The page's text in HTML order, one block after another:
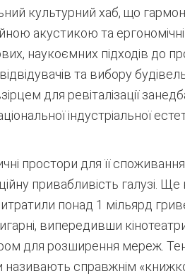
культурний хаб, що
акустикою та
наукоємних підходів до
та вибору
для ревіталізації
індустріальної
простори для її
привабливість галузі. Ще
понад 1 мільярд
випередивши
для розширення мереж.
називають справжнім